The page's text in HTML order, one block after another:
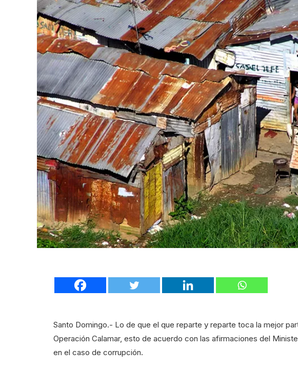
Santo Domingo.- Lo de que el que reparte y reparte toca la mejor
Operación Calamar, esto de acuerdo con las afirmaciones del
en el caso de corrupción.